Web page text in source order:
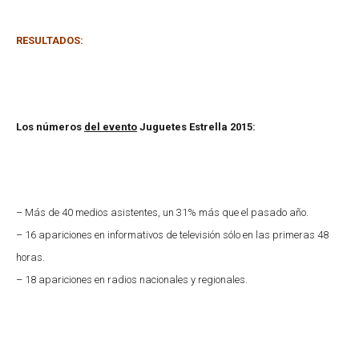
RESULTADOS:
Los números del evento Juguetes Estrella 2015:
– Más de 40 medios asistentes, un 31% más que el pasado año.
– 16 apariciones en informativos de televisión sólo en las primeras 48
horas.
– 18 apariciones en radios nacionales y regionales.